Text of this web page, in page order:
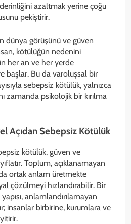
azaltmak yerine çoğu
pekiştirir.
dünya görüşünü ve güven
kötülüğün nedenini
her an ve her yerde
başlar. Bu da varoluşsal bir
sebepsiz kötülük, yalnızca
zamanda psikolojik bir kırılma
Açıdan Sebepsiz Kötülük
kötülük, güven ve
Toplum, açıklanamayan
ortak anlam üretmekte
çözülmeyi hızlandırabilir. Bir
anlamlandırılamayan
insanlar birbirine, kurumlara ve